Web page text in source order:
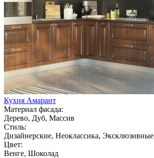
Кухня Амарант
Материал фасада:
Дерево, Дуб, Массив
Стиль:
Дизайнерские, Неоклассика, Эксклюзивные
Цвет:
Венге, Шоколад